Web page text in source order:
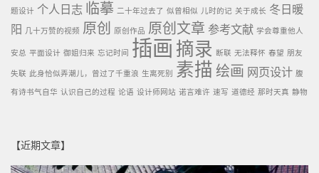
题设计 个人日志 临摹 二十年过去了 似曾相似 儿时的记 关于成长 冬日暖
阳
几十万赞的视频 原创 原创作品 原创文章 参考文献 学会尊重他人
安总 平面设计 御姐归来 忘记时间 插画 摘录 断联 无法释怀 春望 朋友
失联 此身恰似弄潮儿，曾过了千重浪 生离死别 素描 绘画 网页设计 腹
有诗书气自华 认识自己的过程 论语 设计师网站 诺言难许 速写 道德经 那时天真 静物
【近期文章】